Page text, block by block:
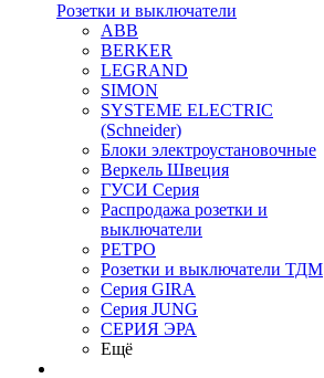
Розетки и выключатели
ABB
BERKER
LEGRAND
SIMON
SYSTEME ELECTRIC
(Schneider)
Блоки электроустановочные
Веркель Швеция
ГУСИ Серия
Распродажа розетки и
выключатели
РЕТРО
Розетки и выключатели ТДМ
Серия GIRA
Серия JUNG
СЕРИЯ ЭРА
Ещё